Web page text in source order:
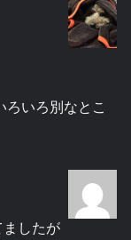
いろ別なとこ
したが